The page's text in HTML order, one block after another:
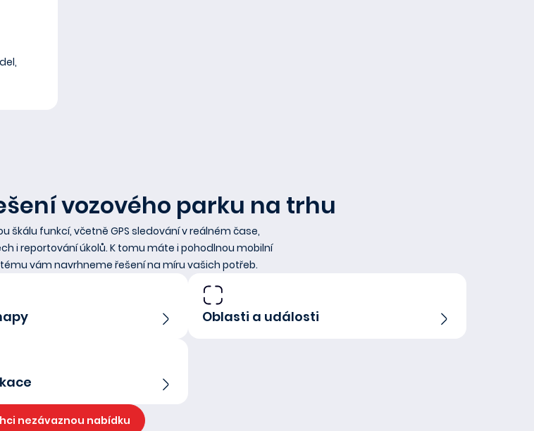
vozového parku na trhu
škálu funkcí, včetně GPS sledování v reálném čase,
i reportování úkolů. K tomu máte i pohodlnou mobilní
vám navrhneme řešení na míru vašich potřeb.
Oblasti a události
nezávaznou nabídku